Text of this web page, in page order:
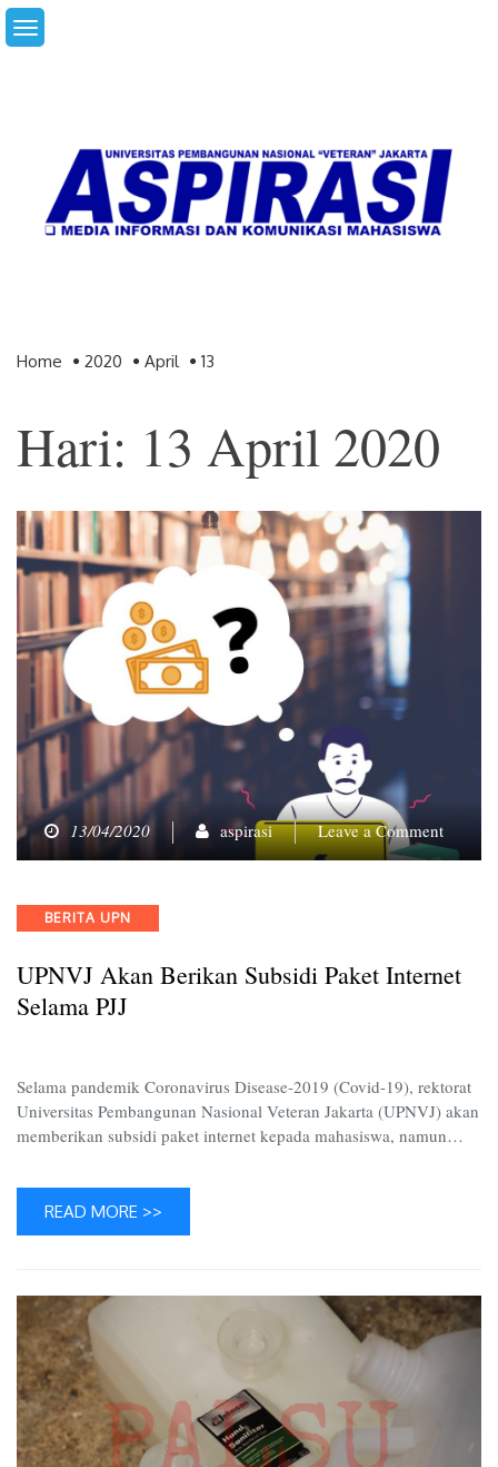
Skip
to
Home 2020 April 13
Hari: 13 April 2020
13/04/2020 aspirasi Leave a Commenton
UPNVJ
Internet
Categories
BERITA UPN
UPNVJ Akan Berikan Subsidi Paket Internet
Selama PJJ
Selama pandemik Coronavirus Disease-2019 (Covid-19), rektorat
Universitas Pembangunan Nasional Veteran Jakarta (UPNVJ) akan
memberikan subsidi paket internet kepada mahasiswa, namun…
READ MORE >>